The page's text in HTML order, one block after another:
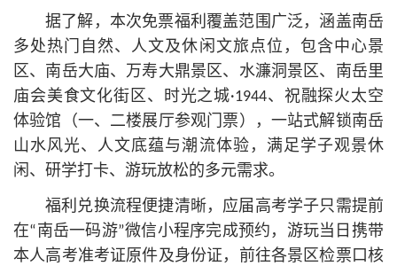
据了解，本次免票福利覆盖范围广泛，涵盖南岳
多处热门自然、人文及休闲文旅点位，包含中心景
区、南岳大庙、万寿大鼎景区、水濂洞景区、南岳里
庙会美食文化街区、时光之城·1944、祝融探火太空
体验馆（一、二楼展厅参观门票），一站式解锁南岳
山水风光、人文底蕴与潮流体验，满足学子观景休
闲、研学打卡、游玩放松的多元需求。
福利兑换流程便捷清晰，应届高考学子只需提前
在“南岳一码游”微信小程序完成预约，游玩当日携带
本人高考准考证原件及身份证，前往各景区检票口核